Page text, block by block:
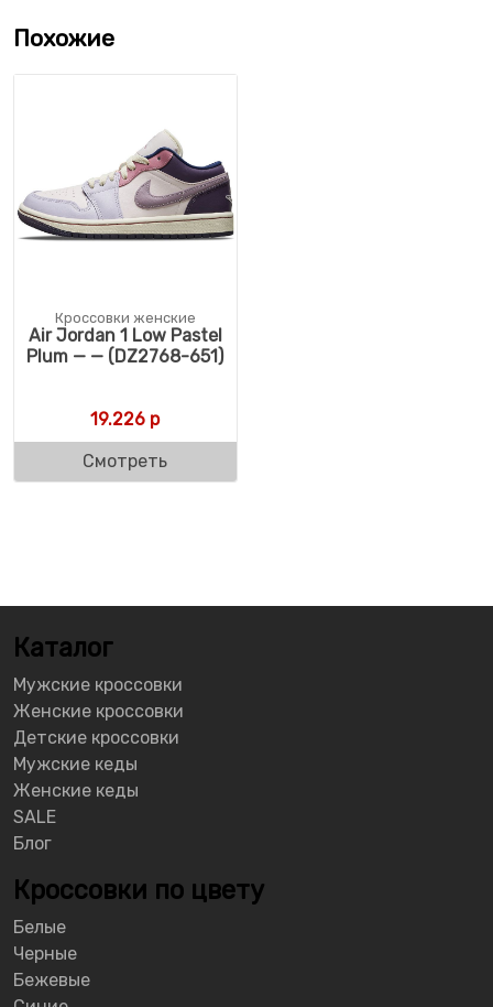
Похожие
Кроссовки женские
Air Jordan 1 Low Pastel
Plum — — (DZ2768-651)
19.226 р
Смотреть
Каталог
Мужские кроссовки
Женские кроссовки
Детские кроссовки
Мужские кеды
Женские кеды
SALE
Блог
Кроссовки по цвету
Белые
Черные
Бежевые